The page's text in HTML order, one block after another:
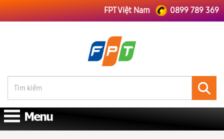
FPT Việt Nam 0899 789 369